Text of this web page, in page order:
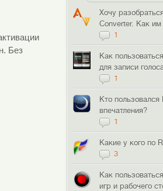
Без
Хочу
Converter. Как им
1
Как
для записи
1
Кто
впечатления?
1
Какие у кого по
3
Как
игр и рабочего